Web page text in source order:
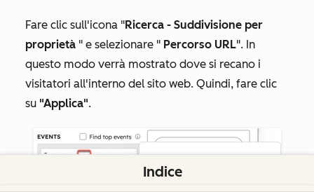
Fare clic sull'icona "Ricerca - Suddivisione per
proprietà " e selezionare " Percorso URL". In
questo modo verrà mostrato dove si recano i
visitatori all'interno del sito web. Quindi, fare clic
su "Applica".
Indice